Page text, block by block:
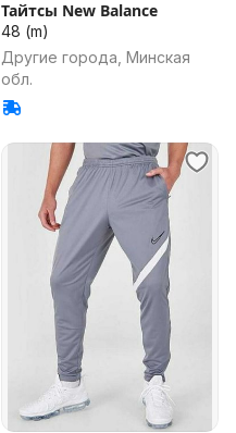
Тайтсы New Balance
48 (m)
Другие города, Минская
обл.